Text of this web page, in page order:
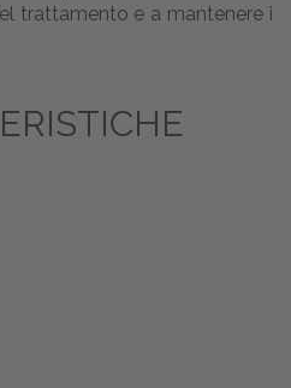
trattamento e a mantenere i